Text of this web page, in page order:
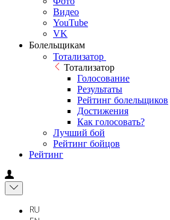
Видео
YouTube
VK
Болельщикам
Тотализатор
Тотализатор
Голосование
Результаты
Рейтинг болельщиков
Достижения
Как голосовать?
Лучший бой
Рейтинг бойцов
Рейтинг